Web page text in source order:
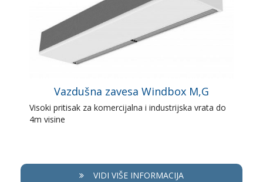
Vazdušna zavesa Windbox M,G
Visoki pritisak za komercijalna i industrijska vrata do
4m visine
VIDI VIŠE INFORMACIJA